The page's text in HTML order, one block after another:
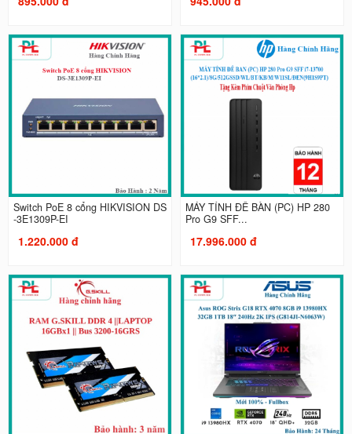
Switch PoE 8 cổng HIKVISION DS
-3E1309P-EI
1.220.000 đ
MÁY TÍNH ĐỂ BÀN (PC) HP 280
Pro G9 SFF...
17.996.000 đ